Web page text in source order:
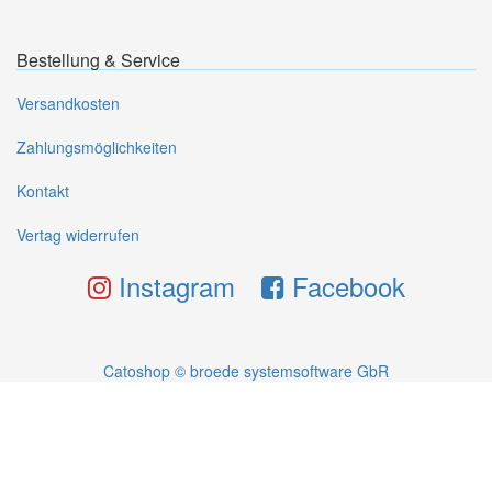
Bestellung & Service
Versandkosten
Zahlungsmöglichkeiten
Kontakt
Vertag widerrufen
Instagram Facebook
Catoshop © broede systemsoftware GbR